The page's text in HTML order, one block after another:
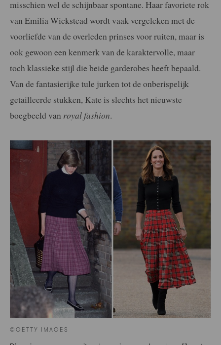
misschien wel de schijnbaar spontane. Haar favoriete rok
van Emilia Wickstead wordt vaak vergeleken met de
voorliefde van de overleden prinses voor ruiten, maar is
ook gewoon een kenmerk van de karaktervolle, maar
toch klassieke stijl die beide garderobes heeft bepaald.
Van de fantasierijke tule jurken tot de onberispelijk
getailleerde stukken, Kate is slechts het nieuwste
boegbeeld van royal fashion.
©GETTY IMAGES